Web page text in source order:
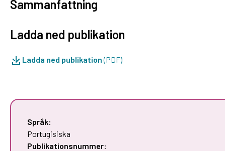
Sammanfattning
Ladda ned publikation
Ladda ned publikation(PDF)
Språk:
Portugisiska
Publikationsnummer: